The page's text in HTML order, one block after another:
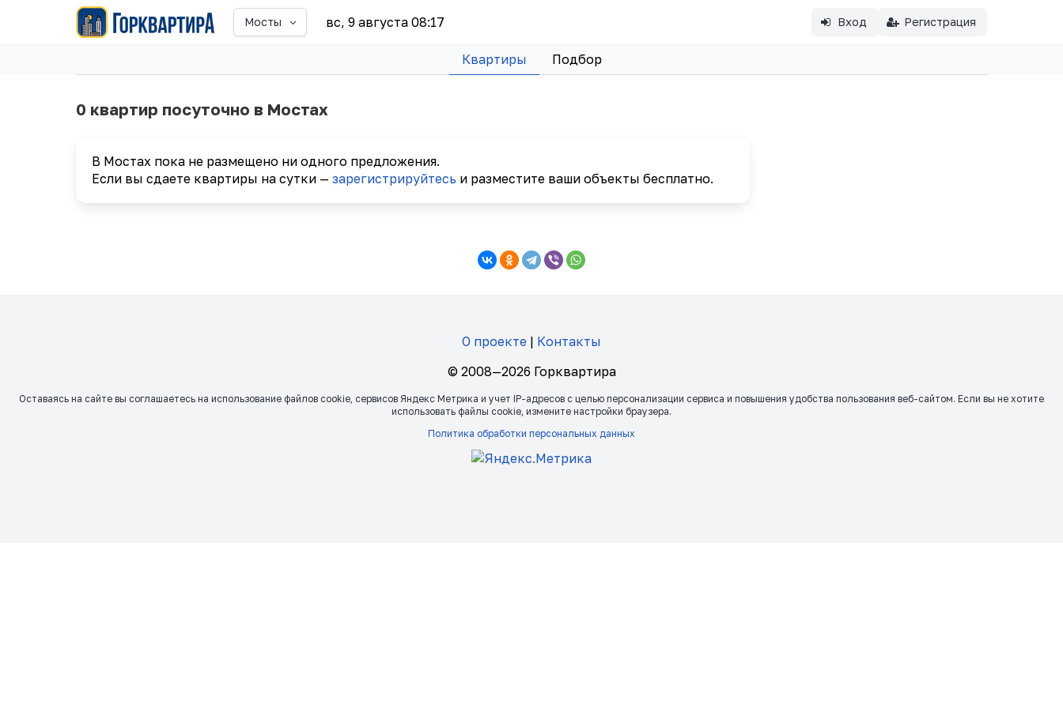
Мосты вс, 9 августа 08:17 Вход Регистрация
Квартиры Подбор
0 квартир посуточно в Мостах
В Мостах пока не размещено ни одного предложения.
Если вы сдаете квартиры на сутки — зарегистрируйтесь и разместите ваши объекты бесплатно.
О проекте | Контакты
© 2008—2026 Горквартира
Оставаясь на сайте вы соглашаетесь на использование файлов сookie, сервисов Яндекс Метрика и учет IP-адресов с целью персонализации сервиса и повышения удобства пользования веб-сайтом. Если вы не хотите
использовать файлы сookie, измените настройки браузера.
Политика обработки персональных данных